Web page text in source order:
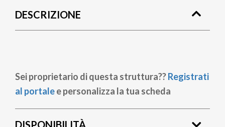
pane
DESCRIZIONE
Sei proprietario di questa struttura??Registrati
al portalee personalizza la tua scheda
DISPONIBILITÀ